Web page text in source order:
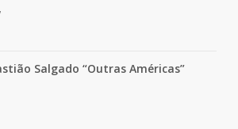
Salgado “Outras Américas”